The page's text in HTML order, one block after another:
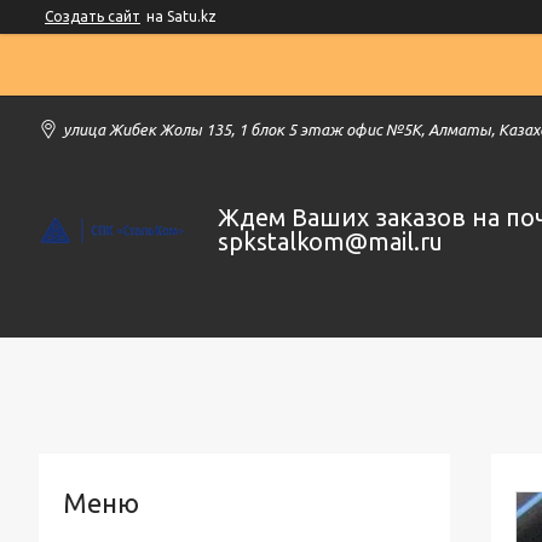
Создать сайт на Satu.kz
улица Жибек Жолы 135, 1 блок 5 этаж офис №5К, Алматы,
Ждем Ваших заказов на
spkstalkom@mail.ru